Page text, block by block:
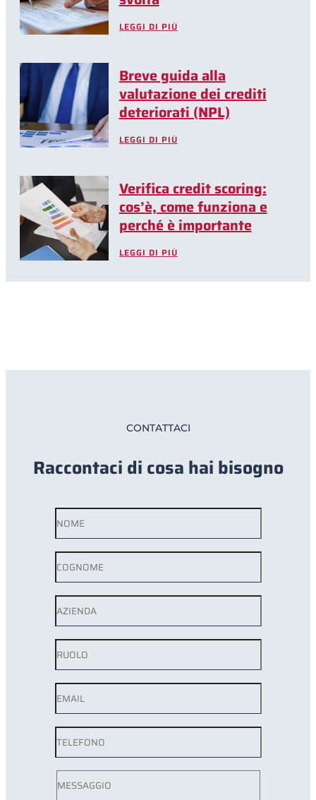
LEGGI DI PIÙ
Breve guida alla
valutazione dei crediti
deteriorati (NPL)
LEGGI DI PIÙ
Verifica credit scoring:
cos’è, come funziona e
perché è importante
LEGGI DI PIÙ
CONTATTACI
Raccontaci di cosa hai bisogno